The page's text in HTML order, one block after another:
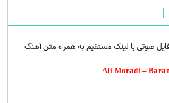
صوتی با لینک مستقیم به همراه متن آهنگ
Ali Moradi –